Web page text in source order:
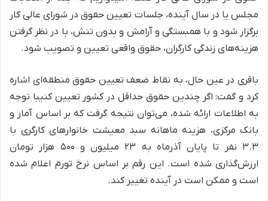
مجلس یا در سال آینده، جلسات تعیین حقوق در شورای عالی کار
برگزار شود و با همبستگی و آرامش و بدون تنش، با در نظر گرفتن
هزینه‌های زندگی کارگران، حقوق واقعی تعیین و تصویب شود.
باقری در عین حال، به نقاط ضعف تعیین حقوق منطقه‌ای اشاره
کرد و گفت: اگر چندین حقوق حداقل در کشور تعیین کنیبا توجه
به اطلاعات ارائه شده، می‌توان نتیجه گرفت که بر اساس آمار و
بانک مرکزی، هزینه ماهانه سبد معیشت خانوارهای کارگری با
۳.۳ نفر تا پایان آذرماه به ۲۳ میلیون و ۵۰۰ هزار تومان
ارزش‌گذاری شده است. این رقم بر اساس نرخ تورم اعلام شده
است و ممکن است در آینده تغییر کند.